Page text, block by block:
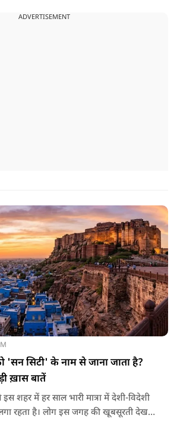
रेलवे स्टेशन है। इसके अलावा सबसे
ADVERTISEMENT
'सन सिटी' के नाम से जाना जाता है?
ख़ास बातें
शहर में हर साल भारी मात्रा में देशी-विदेशी
रहता है। लोग इस जगह की खूबसूरती देखने